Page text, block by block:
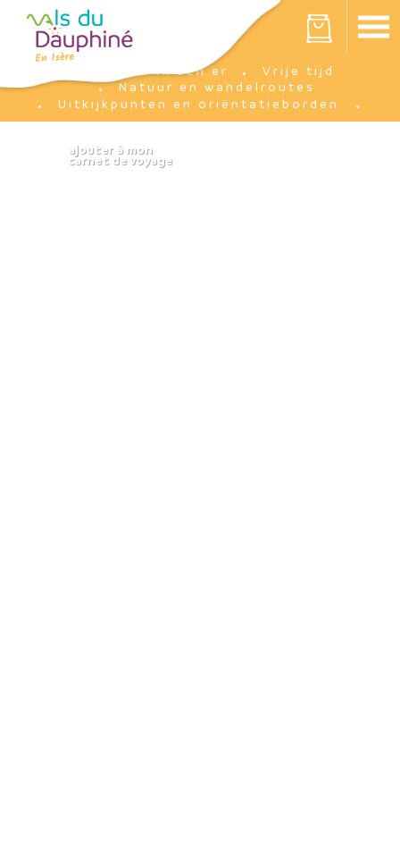
Votre panier est vide
Ik ben er
Vrije tijd
Natuur en wandelroutes
Uitkijkpunten en oriëntatieborden
Cookies beheer paneel